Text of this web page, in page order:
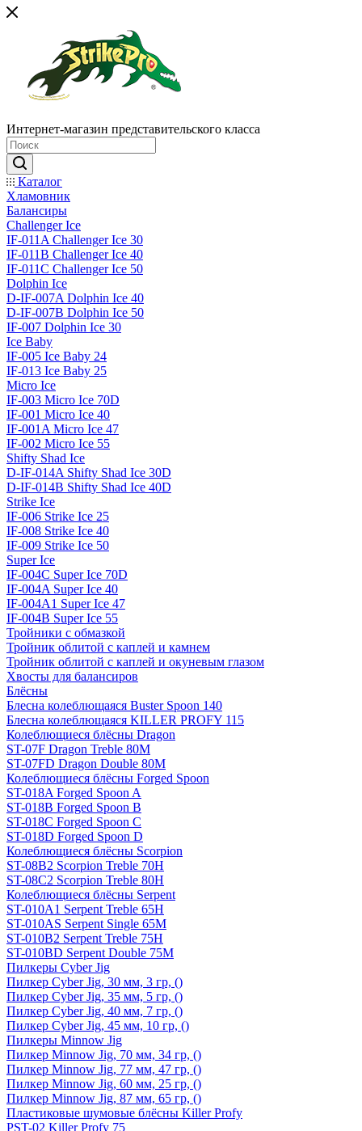
Интернет-магазин представительского класса
Каталог
Хламовник
Балансиры
Challenger Ice
IF-011A Challenger Ice 30
IF-011B Challenger Ice 40
IF-011C Challenger Ice 50
Dolphin Ice
D-IF-007A Dolphin Ice 40
D-IF-007B Dolphin Ice 50
IF-007 Dolphin Ice 30
Ice Baby
IF-005 Ice Baby 24
IF-013 Ice Baby 25
Micro Ice
IF-003 Micro Ice 70D
IF-001 Micro Ice 40
IF-001A Micro Ice 47
IF-002 Micro Ice 55
Shifty Shad Ice
D-IF-014A Shifty Shad Ice 30D
D-IF-014B Shifty Shad Ice 40D
Strike Ice
IF-006 Strike Ice 25
IF-008 Strike Ice 40
IF-009 Strike Ice 50
Super Ice
IF-004C Super Ice 70D
IF-004A Super Ice 40
IF-004A1 Super Ice 47
IF-004B Super Ice 55
Тройники с обмазкой
Тройник облитой с каплей и камнем
Тройник облитой с каплей и окуневым глазом
Хвосты для балансиров
Блёсны
Блесна колеблющаяся Buster Spoon 140
Блесна колеблющаяся KILLER PROFY 115
Колеблющиеся блёсны Dragon
ST-07F Dragon Treble 80M
ST-07FD Dragon Double 80M
Колеблющиеся блёсны Forged Spoon
ST-018A Forged Spoon A
ST-018B Forged Spoon B
ST-018C Forged Spoon C
ST-018D Forged Spoon D
Колеблющиеся блёсны Scorpion
ST-08B2 Scorpion Treble 70H
ST-08C2 Scorpion Treble 80H
Колеблющиеся блёсны Serpent
ST-010A1 Serpent Treble 65H
ST-010AS Serpent Single 65M
ST-010B2 Serpent Treble 75H
ST-010BD Serpent Double 75M
Пилкеры Cyber Jig
Пилкер Cyber Jig, 30 мм, 3 гр, ()
Пилкер Cyber Jig, 35 мм, 5 гр, ()
Пилкер Cyber Jig, 40 мм, 7 гр, ()
Пилкер Cyber Jig, 45 мм, 10 гр, ()
Пилкеры Minnow Jig
Пилкер Minnow Jig, 70 мм, 34 гр, ()
Пилкер Minnow Jig, 77 мм, 47 гр, ()
Пилкер Minnow Jig, 60 мм, 25 гр, ()
Пилкер Minnow Jig, 87 мм, 65 гр, ()
Пластиковые шумовые блёсны Killer Profy
PST-02 Killer Profy 75